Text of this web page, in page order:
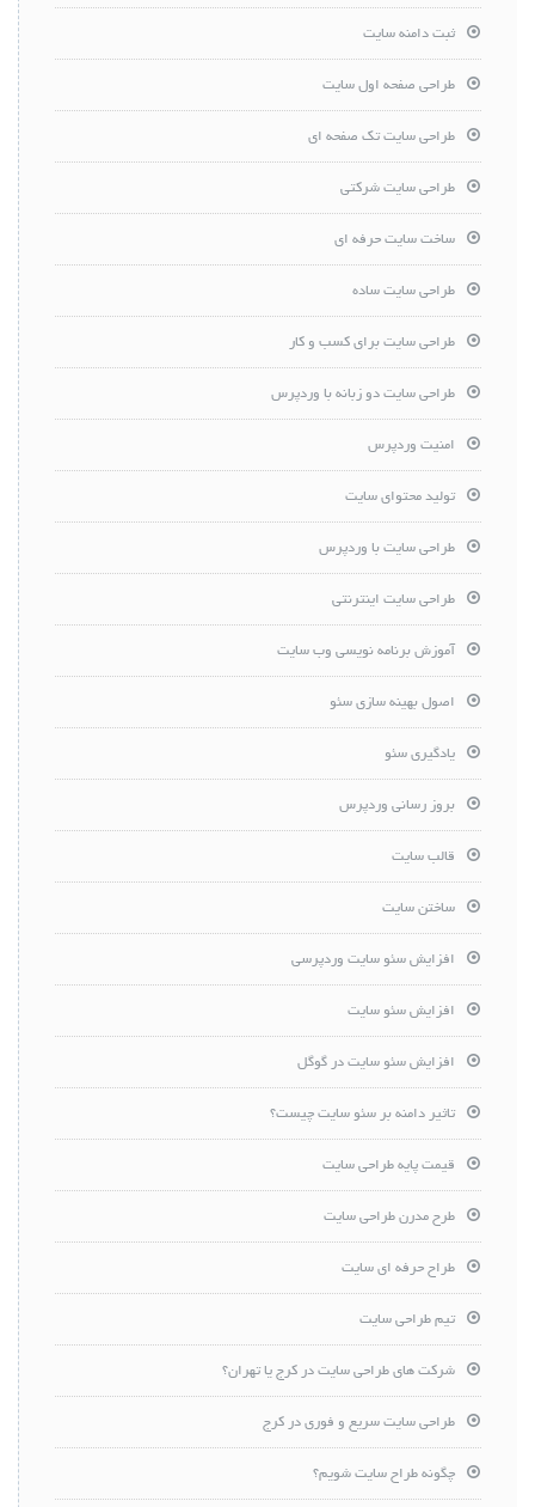
ثبت دامنه سایت
طراحی صفحه اول سایت
طراحی سایت تک صفحه ای
طراحی سایت شرکتی
ساخت سایت حرفه ای
طراحی سایت ساده
طراحی سایت برای کسب و کار
طراحی سایت دو زبانه با وردپرس
امنیت وردپرس
تولید محتوای سایت
طراحی سایت با وردپرس
طراحی سایت اینترنتی
آموزش برنامه نویسی وب سایت
اصول بهینه سازی سئو
یادگیری سئو
بروز رسانی وردپرس
قالب سایت
ساختن سایت
افزایش سئو سایت وردپرسی
افزایش سئو سایت
افزایش سئو سایت در گوگل
تاثیر دامنه بر سئو سایت چیست؟
قیمت پایه طراحی سایت
طرح مدرن طراحی سایت
طراح حرفه ای سایت
تیم طراحی سایت
شرکت های طراحی سایت در کرج یا تهران؟
طراحی سایت سریع و فوری در کرج
چگونه طراح سایت شویم؟